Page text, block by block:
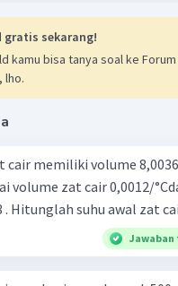
gratis sekarang!
kamu bisa tanya soal ke Forum
lho.
cair memiliki volume
volume zat cair 0,0012/
. Hitunglah suhu awal zat